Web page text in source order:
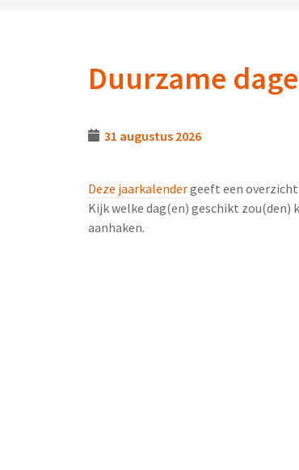
Duurzame
31 augustus 2026
Deze jaarkalendergeeft een
Kijk welke dag(en) geschikt
aanhaken.